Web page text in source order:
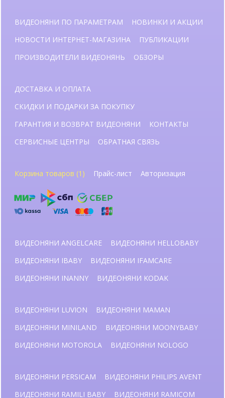
ВИДЕОНЯНИ ПО ПАРАМЕТРАМ
НОВИНКИ И АКЦИИ
НОВОСТИ ИНТЕРНЕТ-МАГАЗИНА
ПУБЛИКАЦИИ
ПРОИЗВОДИТЕЛИ ВИДЕОНЯНЬ
ОБЗОРЫ
ДОСТАВКА И ОПЛАТА
СКИДКИ И ПОДАРКИ ЗА ПОКУПКУ
ГАРАНТИЯ И ВОЗВРАТ ВИДЕОНЯНИ
КОНТАКТЫ
СЕРВИСНЫЕ ЦЕНТРЫ
ОБРАТНАЯ СВЯЗЬ
Корзина товаров (1) Прайс-лист Авторизация
ВИДЕОНЯНИ ANGELCARE
ВИДЕОНЯНИ HELLOBABY
ВИДЕОНЯНИ IBABY
ВИДЕОНЯНИ IFAMCARE
ВИДЕОНЯНИ INANNY
ВИДЕОНЯНИ KODAK
ВИДЕОНЯНИ LUVION
ВИДЕОНЯНИ MAMAN
ВИДЕОНЯНИ MINILAND
ВИДЕОНЯНИ MOONYBABY
ВИДЕОНЯНИ MOTOROLA
ВИДЕОНЯНИ NOLOGO
ВИДЕОНЯНИ PERSICAM
ВИДЕОНЯНИ PHILIPS AVENT
ВИДЕОНЯНИ RAMILI BABY
ВИДЕОНЯНИ RAMICOM